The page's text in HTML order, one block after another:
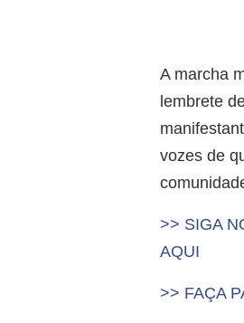
A marcha
lembrete
vozes de
>> SIGA
AQUI
>> FAÇA